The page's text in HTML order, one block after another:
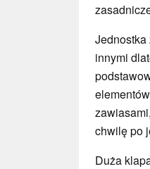
innymi
chwilę po
Duża